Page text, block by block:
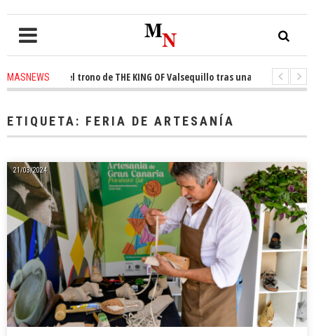
MASNEWSel trono de THE KING OF Valsequillo tras una jornada de
ETIQUETA: FERIA DE ARTESANÍA
21/03/2024